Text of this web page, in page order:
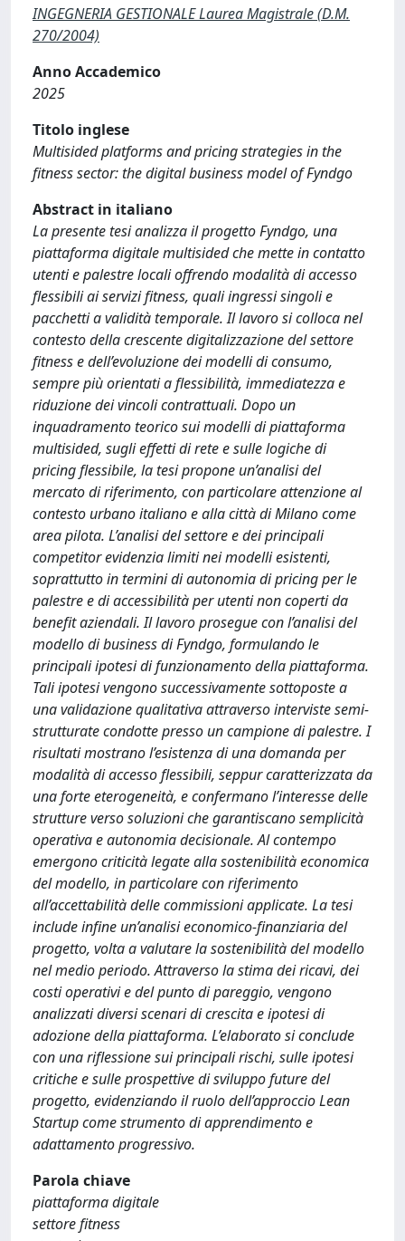
INGEGNERIA GESTIONALE Laurea Magistrale (D.M.
270/2004)
Anno Accademico
2025
Titolo inglese
Multisided platforms and pricing strategies in the
fitness sector: the digital business model of Fyndgo
Abstract in italiano
La presente tesi analizza il progetto Fyndgo, una
piattaforma digitale multisided che mette in contatto
utenti e palestre locali offrendo modalità di accesso
flessibili ai servizi fitness, quali ingressi singoli e
pacchetti a validità temporale. Il lavoro si colloca nel
contesto della crescente digitalizzazione del settore
fitness e dell’evoluzione dei modelli di consumo,
sempre più orientati a flessibilità, immediatezza e
riduzione dei vincoli contrattuali. Dopo un
inquadramento teorico sui modelli di piattaforma
multisided, sugli effetti di rete e sulle logiche di
pricing flessibile, la tesi propone un’analisi del
mercato di riferimento, con particolare attenzione al
contesto urbano italiano e alla città di Milano come
area pilota. L’analisi del settore e dei principali
competitor evidenzia limiti nei modelli esistenti,
soprattutto in termini di autonomia di pricing per le
palestre e di accessibilità per utenti non coperti da
benefit aziendali. Il lavoro prosegue con l’analisi del
modello di business di Fyndgo, formulando le
principali ipotesi di funzionamento della piattaforma.
Tali ipotesi vengono successivamente sottoposte a
una validazione qualitativa attraverso interviste semi-
strutturate condotte presso un campione di palestre. I
risultati mostrano l’esistenza di una domanda per
modalità di accesso flessibili, seppur caratterizzata da
una forte eterogeneità, e confermano l’interesse delle
strutture verso soluzioni che garantiscano semplicità
operativa e autonomia decisionale. Al contempo
emergono criticità legate alla sostenibilità economica
del modello, in particolare con riferimento
all’accettabilità delle commissioni applicate. La tesi
include infine un’analisi economico-finanziaria del
progetto, volta a valutare la sostenibilità del modello
nel medio periodo. Attraverso la stima dei ricavi, dei
costi operativi e del punto di pareggio, vengono
analizzati diversi scenari di crescita e ipotesi di
adozione della piattaforma. L’elaborato si conclude
con una riflessione sui principali rischi, sulle ipotesi
critiche e sulle prospettive di sviluppo future del
progetto, evidenziando il ruolo dell’approccio Lean
Startup come strumento di apprendimento e
adattamento progressivo.
Parola chiave
piattaforma digitale
settore fitness